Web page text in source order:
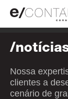
/
Nossa
clientes a
cenário de